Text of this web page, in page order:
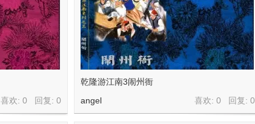
喜欢: 0 回复:0
乾隆游江南3闹州衙
喜欢: 0 回复:0
angel